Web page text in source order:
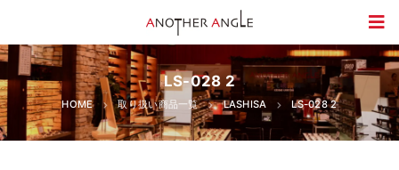
LS-028 2
HOME 取り扱い商品一覧 LASHISA LS-028 2